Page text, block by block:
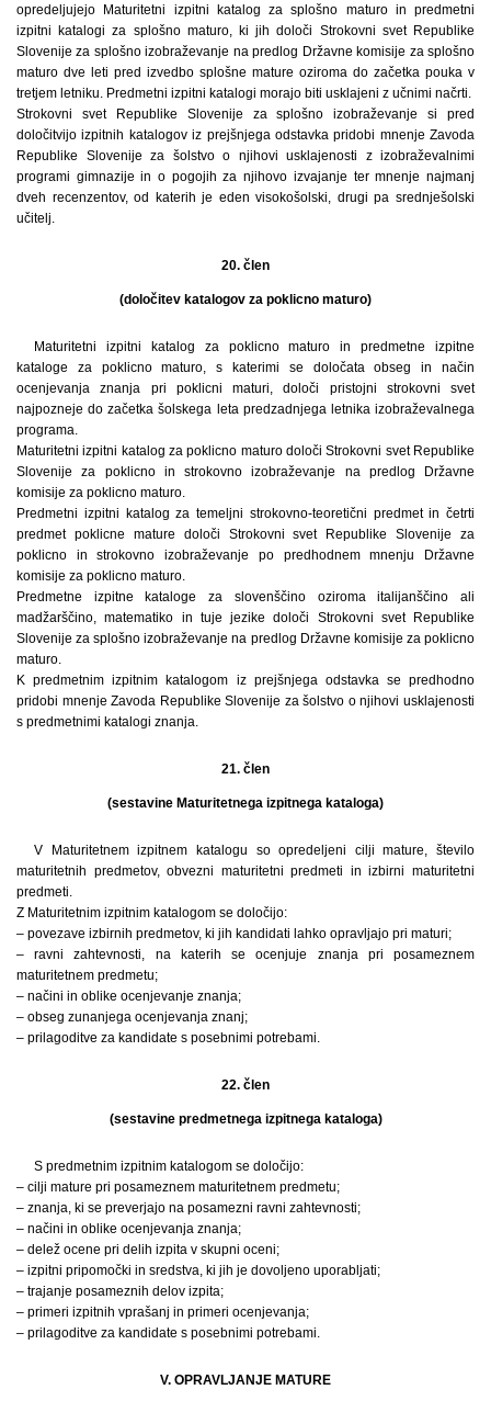
opredeljujejo Maturitetni izpitni katalog za splošno maturo in predmetni
izpitni katalogi za splošno maturo, ki jih določi Strokovni svet Republike
Slovenije za splošno izobraževanje na predlog Državne komisije za splošno
maturo dve leti pred izvedbo splošne mature oziroma do začetka pouka v
tretjem letniku. Predmetni izpitni katalogi morajo biti usklajeni z učnimi načrti.
Strokovni svet Republike Slovenije za splošno izobraževanje si pred
določitvijo izpitnih katalogov iz prejšnjega odstavka pridobi mnenje Zavoda
Republike Slovenije za šolstvo o njihovi usklajenosti z izobraževalnimi
programi gimnazije in o pogojih za njihovo izvajanje ter mnenje najmanj
dveh recenzentov, od katerih je eden visokošolski, drugi pa srednješolski
učitelj.
20. člen
(določitev katalogov za poklicno maturo)
Maturitetni izpitni katalog za poklicno maturo in predmetne izpitne
kataloge za poklicno maturo, s katerimi se določata obseg in način
ocenjevanja znanja pri poklicni maturi, določi pristojni strokovni svet
najpozneje do začetka šolskega leta predzadnjega letnika izobraževalnega
programa.
Maturitetni izpitni katalog za poklicno maturo določi Strokovni svet Republike
Slovenije za poklicno in strokovno izobraževanje na predlog Državne
komisije za poklicno maturo.
Predmetni izpitni katalog za temeljni strokovno-teoretični predmet in četrti
predmet poklicne mature določi Strokovni svet Republike Slovenije za
poklicno in strokovno izobraževanje po predhodnem mnenju Državne
komisije za poklicno maturo.
Predmetne izpitne kataloge za slovenščino oziroma italijanščino ali
madžarščino, matematiko in tuje jezike določi Strokovni svet Republike
Slovenije za splošno izobraževanje na predlog Državne komisije za poklicno
maturo.
K predmetnim izpitnim katalogom iz prejšnjega odstavka se predhodno
pridobi mnenje Zavoda Republike Slovenije za šolstvo o njihovi usklajenosti
s predmetnimi katalogi znanja.
21. člen
(sestavine Maturitetnega izpitnega kataloga)
V Maturitetnem izpitnem katalogu so opredeljeni cilji mature, število
maturitetnih predmetov, obvezni maturitetni predmeti in izbirni maturitetni
predmeti.
Z Maturitetnim izpitnim katalogom se določijo:
– povezave izbirnih predmetov, ki jih kandidati lahko opravljajo pri maturi;
– ravni zahtevnosti, na katerih se ocenjuje znanja pri posameznem
maturitetnem predmetu;
– načini in oblike ocenjevanje znanja;
– obseg zunanjega ocenjevanja znanj;
– prilagoditve za kandidate s posebnimi potrebami.
22. člen
(sestavine predmetnega izpitnega kataloga)
S predmetnim izpitnim katalogom se določijo:
– cilji mature pri posameznem maturitetnem predmetu;
– znanja, ki se preverjajo na posamezni ravni zahtevnosti;
– načini in oblike ocenjevanja znanja;
– delež ocene pri delih izpita v skupni oceni;
– izpitni pripomočki in sredstva, ki jih je dovoljeno uporabljati;
– trajanje posameznih delov izpita;
– primeri izpitnih vprašanj in primeri ocenjevanja;
– prilagoditve za kandidate s posebnimi potrebami.
V. OPRAVLJANJE MATURE